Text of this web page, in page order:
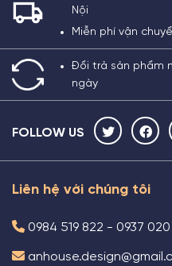
Nội
Miễn phí vận
Đổi trả sản phẩm
ngày
FOLLOW US
Liên hệ với chúng tôi
0984 519 822 - 0937 020